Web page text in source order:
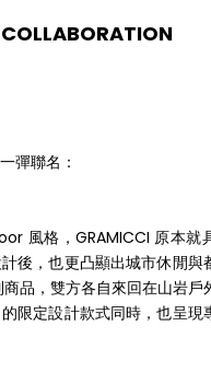
彈聯名：
風格，GRAMICCI 原本就
後，也更凸顯出城市休閒與
品，雙方各自來回在山岩戶
限定設計款式同時，也呈現